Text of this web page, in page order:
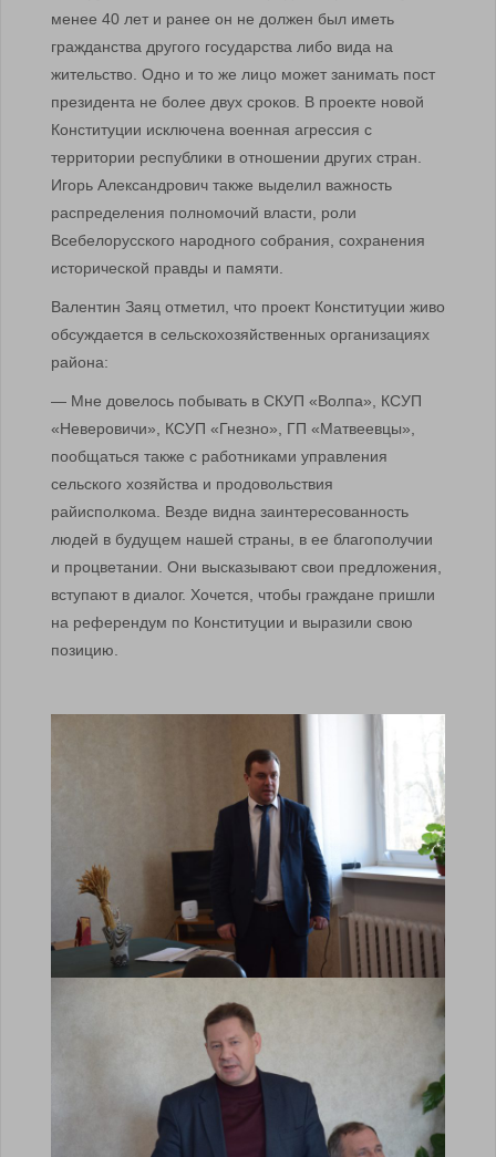
менее 40 лет и ранее он не должен был иметь
гражданства другого государства либо вида на
жительство. Одно и то же лицо может занимать пост
президента не более двух сроков. В проекте новой
Конституции исключена военная агрессия с
территории республики в отношении других стран.
Игорь Александрович также выделил важность
распределения полномочий власти, роли
Всебелорусского народного собрания, сохранения
исторической правды и памяти.
Валентин Заяц отметил, что проект Конституции живо
обсуждается в сельскохозяйственных организациях
района:
— Мне довелось побывать в СКУП «Волпа», КСУП
«Неверовичи», КСУП «Гнезно», ГП «Матвеевцы»,
пообщаться также с работниками управления
сельского хозяйства и продовольствия
райисполкома. Везде видна заинтересованность
людей в будущем нашей страны, в ее благополучии
и процветании. Они высказывают свои предложения,
вступают в диалог. Хочется, чтобы граждане пришли
на референдум по Конституции и выразили свою
позицию.